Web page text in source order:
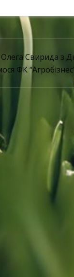
Олега Свирида з
ФК